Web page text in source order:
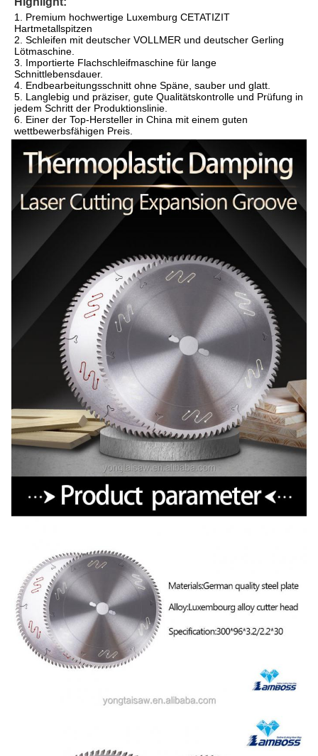
1. Premium hochwertige Luxemburg CETATIZIT
Hartmetallspitzen
2. Schleifen mit deutscher VOLLMER und deutscher Gerling
Lötmaschine.
3. Importierte Flachschleifmaschine für lange
Schnittlebensdauer.
4. Endbearbeitungsschnitt ohne Späne, sauber und glatt.
5. Langlebig und präziser, gute Qualitätskontrolle und Prüfung in
jedem Schritt der Produktionslinie.
6. Einer der Top-Hersteller in China mit einem guten
wettbewerbsfähigen Preis.